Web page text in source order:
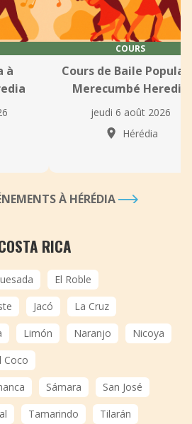
à
COURS
Cours de Baile Popular
Merecumbé Heredia
jeudi 6 août 2026
Hérédia
À HÉRÉDIA
RICA
El Roble
Jacó
La Cruz
Limón Naranjo
Nicoya
Coco
Sámara
San José
Tamarindo Tilarán